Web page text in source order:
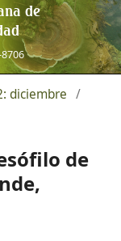
de
diciembre /
de